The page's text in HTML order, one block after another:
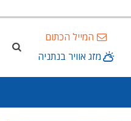
המייל הכתום
מזג אוויר בנתניה